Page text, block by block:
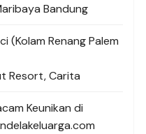
Bandung
(Kolam Renang Palem
Resort, Carita
Keunikan di